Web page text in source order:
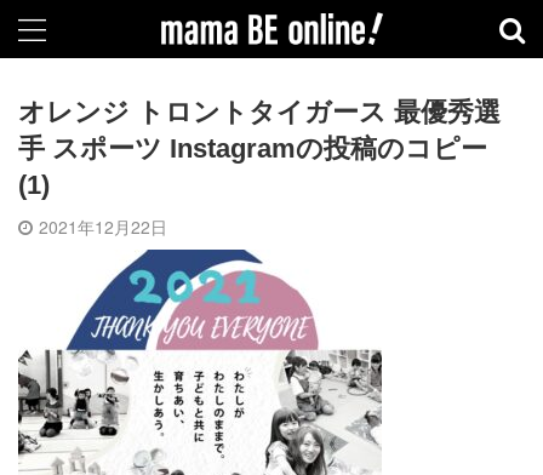
オレンジ トロントタイガース 最優秀選
手 スポーツ Instagramの投稿のコピー
(1)
2021年12月22日